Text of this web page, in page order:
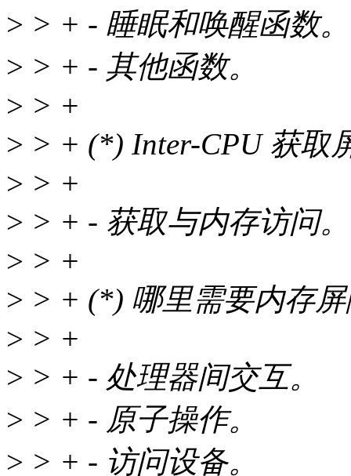
> > + - 睡眠和唤醒函数。
> > + - 其他函数。
> > +
> > + (*) Inter-CPU 获取
> > +
> > + - 获取与内存访问。
> > +
> > + (*) 哪里需要内存
> > +
> > + - 处理器间交互。
> > + - 原子操作。
> > + - 访问设备。